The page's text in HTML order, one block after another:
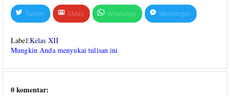
Twitter GMail WhatsApp Messenger
Label:Kelas XII
Mungkin Anda menyukai tulisan ini
0 komentar: